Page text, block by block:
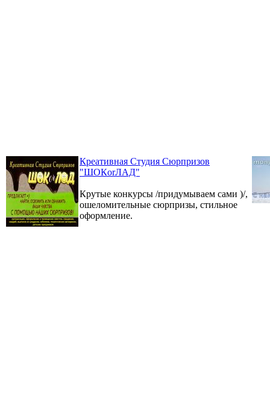
Креативная Студия Сюрпризов
"ШОКorЛАД"
Крутые конкурсы /придумываем сами )/,
ошеломительные сюрпризы, стильное
оформление.